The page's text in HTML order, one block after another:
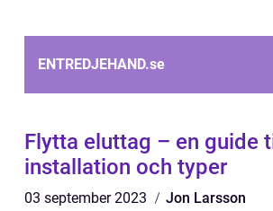
ENTREDJEHAND.se
Flytta eluttag – en guide
installation och typer
03 september 2023 Jon Larsson